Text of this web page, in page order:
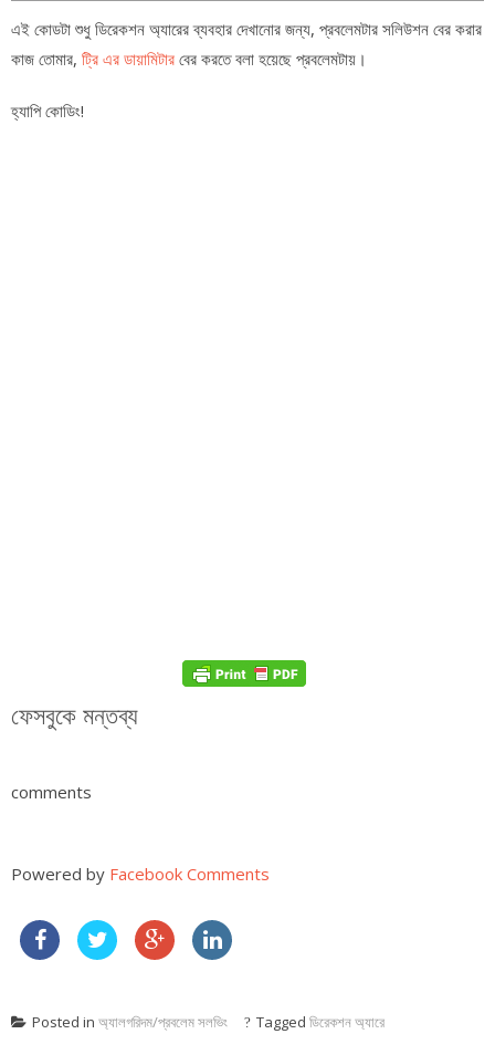
এই কোডটা শুধু ডিরেকশন অ্যারের ব্যবহার দেখানোর জন্য, প্রবলেমটার সলিউশন বের করার
কাজ তোমার, ট্রি এর ডায়ামিটার বের করতে বলা হয়েছে প্রবলেমটায়।
হ্যাপি কোডিং!
ফেসবুকে মন্তব্য
comments
Powered by Facebook Comments
Posted in অ্যালগরিদম/প্রবলেম সলভিং Tagged ডিরেকশন অ্যারে